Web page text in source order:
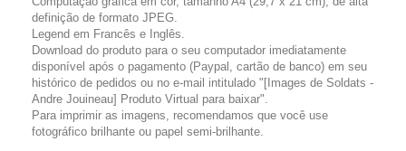
definição de formato JPEG.
Legend em Francês e Inglês.
Download do produto para o seu computador imediatamente
disponível após o pagamento (Paypal, cartão de banco) em seu
histórico de pedidos ou no e-mail intitulado "[Images de Soldats -
Andre Jouineau] Produto Virtual para baixar".
Para imprimir as imagens, recomendamos que você use
fotográfico brilhante ou papel semi-brilhante.